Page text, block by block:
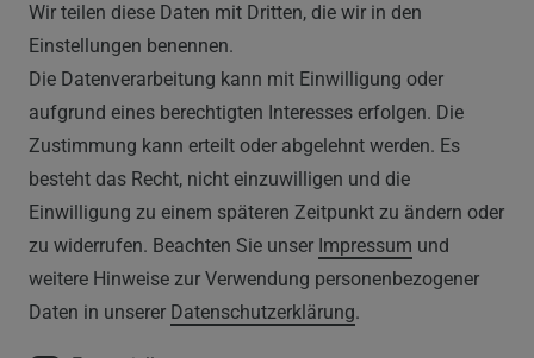
RECHTLICHES
AGB
WIDERRUFSRECHT
IMPRESSUM
DATENSCHUTZERKLÄRUNG
HINWEISE ZUM ELEKTROGESETZ
Wir teilen diese Daten mit Dritten, die wir in den
Einstellungen benennen.
Die Datenverarbeitung kann mit Einwilligung oder
aufgrund eines berechtigten Interesses erfolgen. Die
Zustimmung kann erteilt oder abgelehnt werden. Es
besteht das Recht, nicht einzuwilligen und die
Einwilligung zu einem späteren Zeitpunkt zu ändern oder
zu widerrufen. Beachten Sie unser Impressum und
weitere Hinweise zur Verwendung personenbezogener
Daten in unserer Daten­schutz­erklärung.